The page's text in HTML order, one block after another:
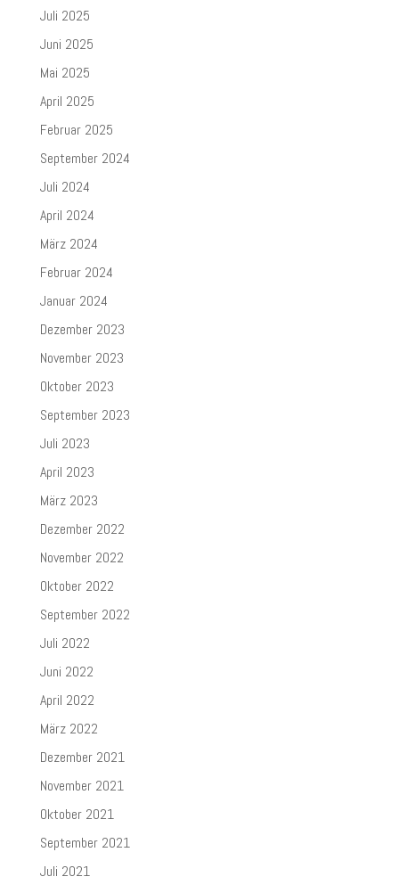
Juli 2025
Juni 2025
Mai 2025
April 2025
Februar 2025
September 2024
Juli 2024
April 2024
März 2024
Februar 2024
Januar 2024
Dezember 2023
November 2023
Oktober 2023
September 2023
Juli 2023
April 2023
März 2023
Dezember 2022
November 2022
Oktober 2022
September 2022
Juli 2022
Juni 2022
April 2022
März 2022
Dezember 2021
November 2021
Oktober 2021
September 2021
Juli 2021